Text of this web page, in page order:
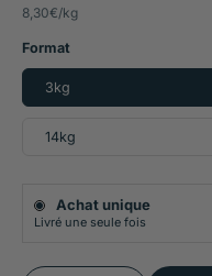
dont 86% d'origine
Faible en céréales
Enrichie en krill 2%
Haute appétence
8,30€/kg
Format
3kg
14kg
Achat unique
Livré une seule fois